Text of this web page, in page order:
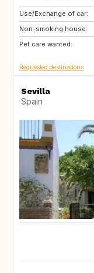
Use/Exchange of car:
Non-smoking house:
Pet care wanted:
ES
NL
Requested destinations
Sevilla
Spain